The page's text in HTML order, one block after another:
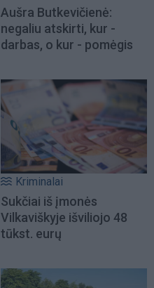
Aušra Butkevičienė:
negaliu atskirti, kur -
darbas, o kur - pomėgis
Kriminalai
Sukčiai iš įmonės
Vilkaviškyje išviliojo 48
tūkst. eurų